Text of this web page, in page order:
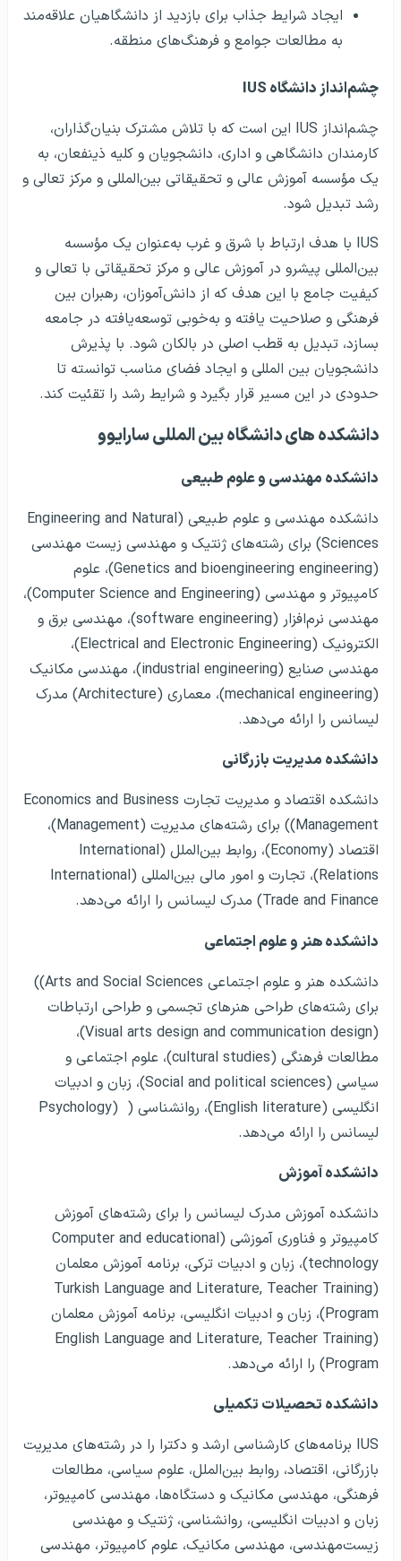
ایجاد شرایط جذاب برای بازدید از دانشگاهیان علاقه‌مند
به مطالعات جوامع و فرهنگ‌های منطقه.
چشم‌انداز دانشگاه IUS
چشم‌انداز IUS این است که با تلاش مشترک بنیان‌گذاران،
کارمندان دانشگاهی و اداری، دانشجویان و کلیه ذینفعان، به
یک مؤسسه آموزش عالی و تحقیقاتی بین‌المللی و مرکز تعالی و
رشد تبدیل شود.
IUS با هدف ارتباط با شرق و غرب به‌عنوان یک مؤسسه
بین‌المللی پیشرو در آموزش عالی و مرکز تحقیقاتی با تعالی و
کیفیت جامع با این هدف که از دانش‌آموزان، رهبران بین
فرهنگی و صلاحیت یافته و به‌خوبی توسعه‌یافته در جامعه
بسازد، تبدیل به قطب اصلی در بالکان شود. با پذیرش
دانشجویان بین المللی و ایجاد فضای مناسب توانسته تا
حدودی در این مسیر قرار بگیرد و شرایط رشد را تقئیت کند.
دانشکده های دانشگاه بین المللی سارایوو
دانشکده مهندسی و علوم طبیعی
دانشکده مهندسی و علوم طبیعی (Engineering and Natural
Sciences) برای رشته‌های ژنتیک و مهندسی زیست مهندسی
(Genetics and bioengineering engineering)، علوم
کامپیوتر و مهندسی (Computer Science and Engineering)،
مهندسی نرم‌افزار (software engineering)، مهندسی برق و
الکترونیک (Electrical and Electronic Engineering)،
مهندسی صنایع (industrial engineering)، مهندسی مکانیک
(mechanical engineering)، معماری (Architecture) مدرک
لیسانس را ارائه می‌دهد.
دانشکده مدیریت بازرگانی
دانشکده اقتصاد و مدیریت تجارت Economics and Business
Management)) برای رشته‌های مدیریت (Management)،
اقتصاد (Economy)، روابط بین‌الملل (International
Relations)، تجارت و امور مالی بین‌المللی (International
Trade and Finance) مدرک لیسانس را ارائه می‌دهد.
دانشکده هنر و علوم اجتماعی
دانشکده هنر و علوم اجتماعی Arts and Social Sciences))
برای رشته‌های طراحی هنرهای تجسمی و طراحی ارتباطات
(Visual arts design and communication design)،
مطالعات فرهنگی (cultural studies)، علوم اجتماعی و
سیاسی (Social and political sciences)، زبان و ادبیات
انگلیسی (English literature)، روانشناسی ( (Psychology
لیسانس را ارائه می‌دهد.
دانشکده آموزش
دانشکده آموزش مدرک لیسانس را برای رشته‌های آموزش
کامپیوتر و فناوری آموزشی (Computer and educational
technology)، زبان و ادبیات ترکی، برنامه آموزش معلمان
(Turkish Language and Literature, Teacher Training
Program)، زبان و ادبیات انگلیسی، برنامه آموزش معلمان
(English Language and Literature, Teacher Training
Program) را ارائه می‌دهد.
دانشکده تحصیلات تکمیلی
IUS برنامه‌های کارشناسی ارشد و دکترا را در رشته‌های مدیریت
بازرگانی، اقتصاد، روابط بین‌الملل، علوم سیاسی، مطالعات
فرهنگی، مهندسی مکانیک و دستگاه‌ها، مهندسی کامپیوتر،
زبان و ادبیات انگلیسی، روانشناسی، ژنتیک و مهندسی
زیست‌مهندسی، مهندسی مکانیک، علوم کامپیوتر، مهندسی